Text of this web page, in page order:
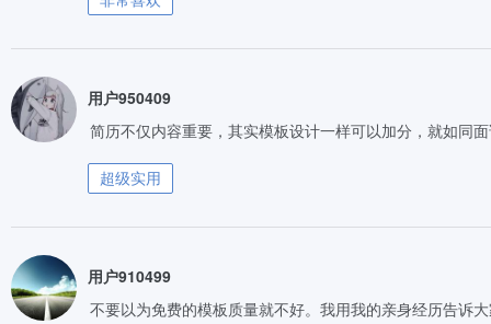
用户950409
简历不仅内容重要，其实模板设计一样可以加分，就如同
超级实用
用户910499
不要以为免费的模板质量就不好。我用我的亲身经历告诉